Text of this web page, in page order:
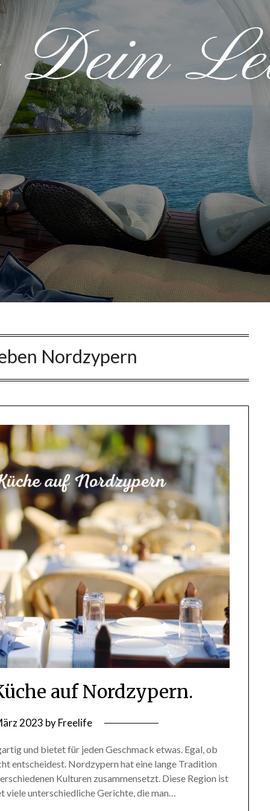
Nordzypern
auf Nordzypern.
2023 byFreelife
und bietet für jeden Geschmack etwas. Egal, ob
entscheidest. Nordzypern hat eine lange Tradition
Kulturen zusammensetzt. Diese Region ist
unterschiedliche Gerichte, die man…